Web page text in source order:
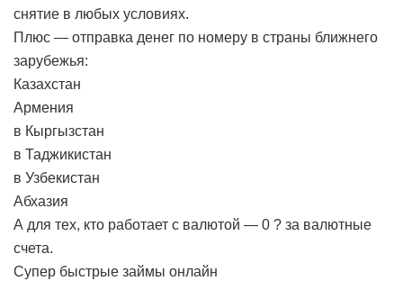
снятие в любых условиях.
Плюс — отправка денег по номеру в страны ближнего
зарубежья:
Казахстан
Армения
в Кыргызстан
в Таджикистан
в Узбекистан
Абхазия
А для тех, кто работает с валютой — 0 ? за валютные
счета.
Супер быстрые займы онлайн